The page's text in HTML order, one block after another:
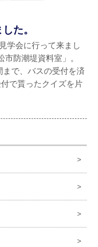
た。
学会に行って来まし
市防潮堤資料室」。
で、バスの受付を済
で貰ったクイズを片